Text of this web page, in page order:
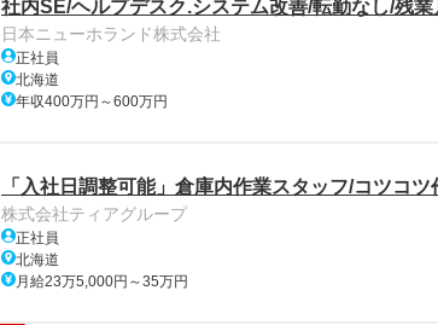
社内SE/ヘルプデスク.システム改善/転勤なし/残業
日本ニューホランド株式会社
正社員
北海道
年収400万円～600万円
「入社日調整可能」倉庫内作業スタッフ/コツコ
株式会社ティアグループ
正社員
北海道
月給23万5,000円～35万円